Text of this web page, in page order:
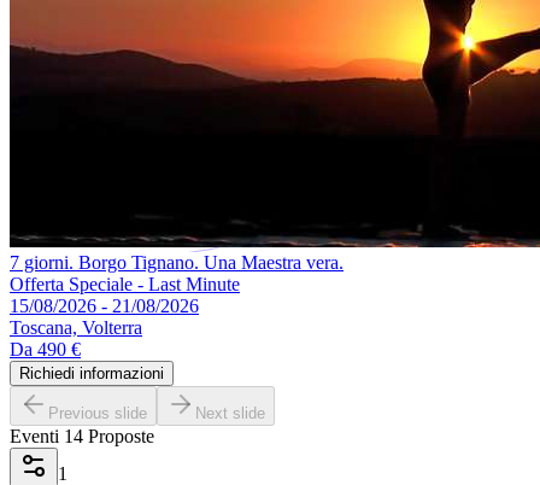
7 giorni. Borgo Tignano. Una Maestra vera.
Offerta Speciale - Last Minute
15/08/2026 - 21/08/2026
Toscana, Volterra
Da 490 €
Richiedi informazioni
Previous slide Next slide
Eventi 14 Proposte
1